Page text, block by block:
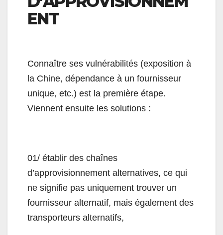
ENT
Connaître ses vulnérabilités (exposition à
la Chine, dépendance à un fournisseur
unique, etc.) est la première étape.
Viennent ensuite les solutions :
01/ établir des chaînes
d’approvisionnement alternatives, ce qui
ne signifie pas uniquement trouver un
fournisseur alternatif, mais également des
transporteurs alternatifs,